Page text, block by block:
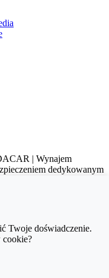
| Wynajem
dedykowanym
Twoje doświadczenie.
cookie?